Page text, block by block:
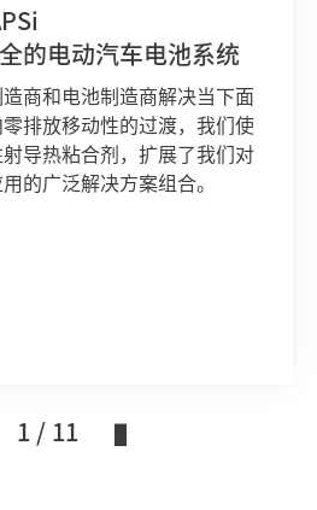
的电动汽车电池系统
商和电池制造商解决当下面
排放移动性的过渡，我们使
导热粘合剂，扩展了我们对
的广泛解决方案组合。
1 / 11